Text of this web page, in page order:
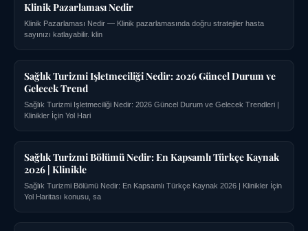
Klinik Pazarlaması Nedir
Klinik Pazarlaması Nedir — Klinik pazarlamasında doğru stratejiler hasta
sayınızı katlayabilir. klin
Sağlık Turizmi Işletmeciliği Nedir: 2026 Güncel Durum ve
Gelecek Trend
Sağlık Turizmi Işletmeciliği Nedir: 2026 Güncel Durum ve Gelecek Trendleri |
Klinikler İçin Yol Hari
Sağlık Turizmi Bölümü Nedir: En Kapsamlı Türkçe Kaynak
2026 | Klinikle
Sağlık Turizmi Bölümü Nedir: En Kapsamlı Türkçe Kaynak 2026 | Klinikler İçin
Yol Haritası konusu, sa